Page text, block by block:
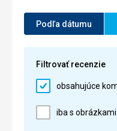
Bezchybné
Podľa dátumu
Filtrovať recenzie
obsahujúce
iba s obrázkami